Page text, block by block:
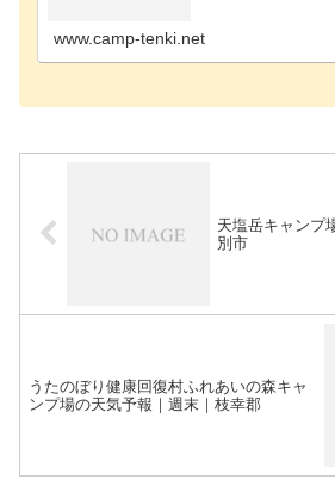
www.camp-tenki.net
天塩岳キャンプ
別市
うたのぼり健康回復村ふれあいの森キャ
ンプ場の天気予報｜週末｜枝幸郡